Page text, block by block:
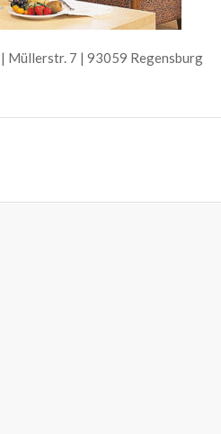
| Müllerstr. 7 | 93059 Regensburg